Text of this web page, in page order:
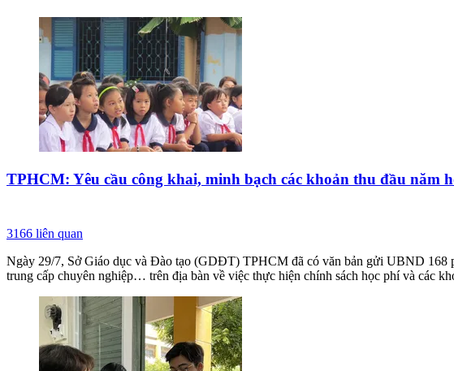
TPHCM: Yêu cầu công khai, minh bạch các khoản thu đầu năm
3166 liên quan
Ngày 29/7, Sở Giáo dục và Đào tạo (GDĐT) TPHCM đã có văn bản gửi UBND 168
trung cấp chuyên nghiệp… trên địa bàn về việc thực hiện chính sách học phí và các